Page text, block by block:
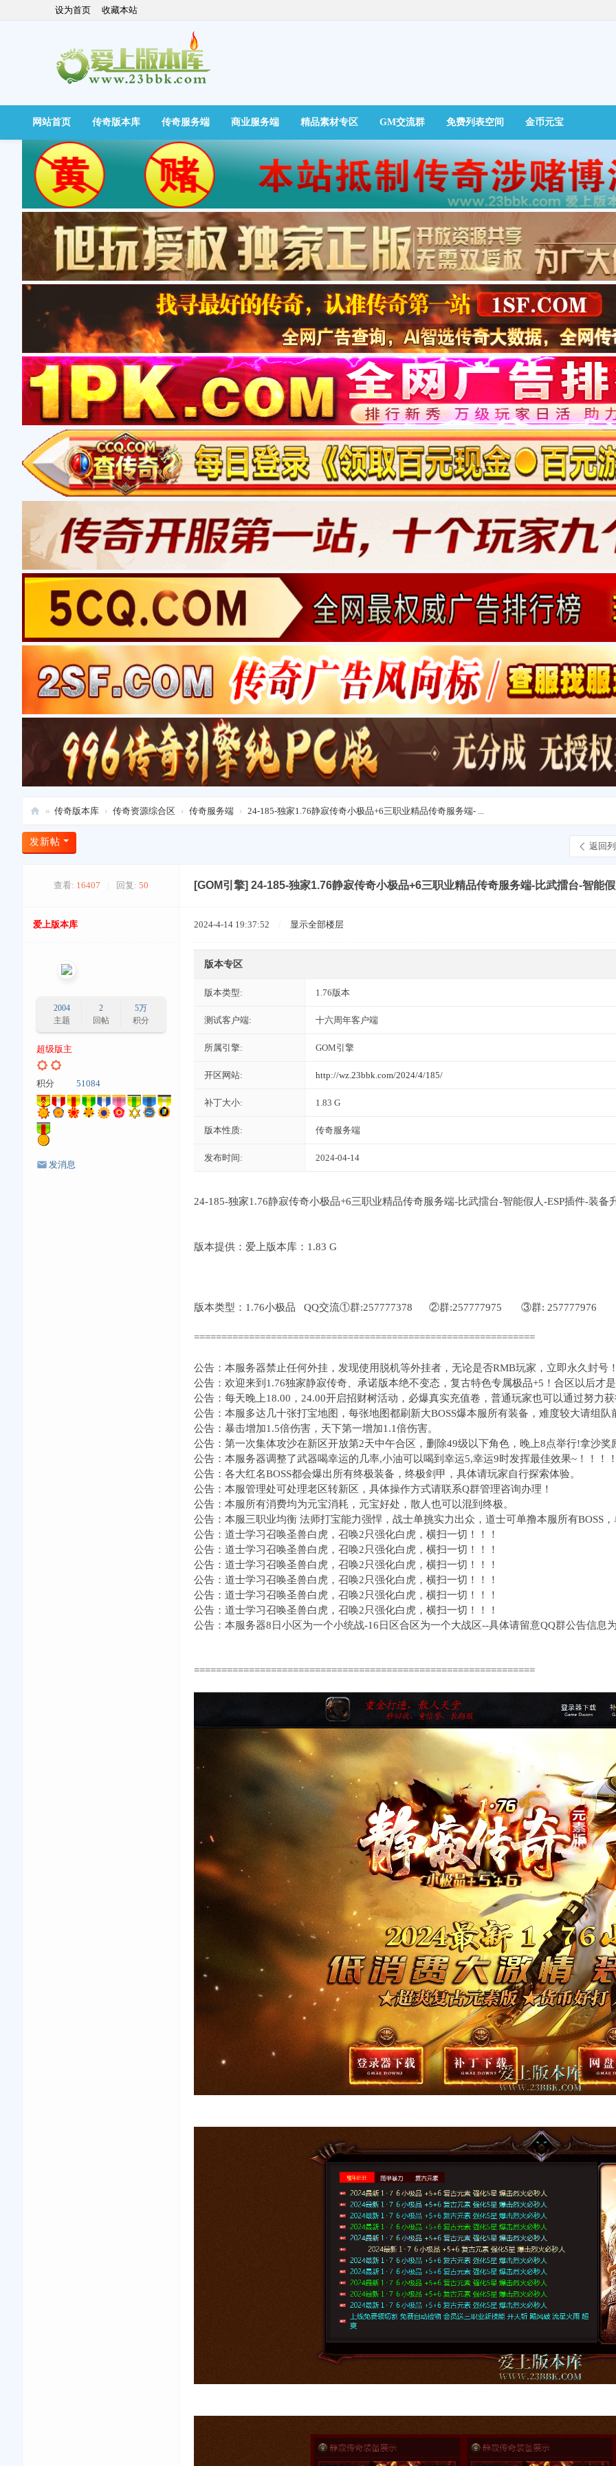
设为首页 收藏本站
快捷导航
网站首页 传奇版本库 传奇服务端 商业服务端 精品素材专区 GM交流群 免费列表空间 金币元宝
爱
上
» 传奇版本库 › 传奇资源综合区 › 传奇服务端 › 24-185-独家1.76静寂传奇小极品+6三职业精品传奇服务端- ...
返回
发新帖
查看: 16407 回复: 50 [GOM引擎] 24-185-独家1.76静寂传奇小极品+6三职业精品传奇服务端-比武擂台-智能
爱上版本库
2004
主题
2
回帖
5万
积分
超级版主
积分 51084
发消息
2024-4-14 19:37:52 显示全部楼层
版本专区
版本类型: 1.76版本
测试客户端: 十六周年客户端
所属引擎: GOM引擎
开区网站: http://wz.23bbk.com/2024/4/185/
补丁大小: 1.83 G
版本性质: 传奇服务端
发布时间: 2024-04-14
24-185-独家1.76静寂传奇小极品+6三职业精品传奇服务端-比武擂台-智能假人-ESP插件-装备
版本提供：爱上版本库：1.83 G
版本类型：1.76小极品 QQ交流①群:257777378 ②群:257777975 ③群: 257777976
==============================================================
公告：本服务器禁止任何外挂，发现使用脱机等外挂者，无论是否RMB玩家，立即永久封号
公告：欢迎来到1.76独家静寂传奇、承诺版本绝不变态，复古特色专属极品+5！合区以后才
公告：每天晚上18.00，24.00开启招财树活动，必爆真实充值卷，普通玩家也可以通过努力
公告：本服多达几十张打宝地图，每张地图都刷新大BOSS爆本服所有装备，难度较大请组队
公告：暴击增加1.5倍伤害，天下第一增加1.1倍伤害。
公告：第一次集体攻沙在新区开放第2天中午合区，删除49级以下角色，晚上8点举行!拿沙
公告：本服务器调整了武器喝幸运的几率,小油可以喝到幸运5,幸运9时发挥最佳效果~！！！
公告：各大红名BOSS都会爆出所有终极装备，终极剑甲，具体请玩家自行探索体验。
公告：本服管理处可处理老区转新区，具体操作方式请联系Q群管理咨询办理！
公告：本服所有消费均为元宝消耗，元宝好处，散人也可以混到终极。
公告：本服三职业均衡 法师打宝能力强悍，战士单挑实力出众，道士可单撸本服所有BOSS
公告：道士学习召唤圣兽白虎，召唤2只强化白虎，横扫一切！！！
公告：道士学习召唤圣兽白虎，召唤2只强化白虎，横扫一切！！！
公告：道士学习召唤圣兽白虎，召唤2只强化白虎，横扫一切！！！
公告：道士学习召唤圣兽白虎，召唤2只强化白虎，横扫一切！！！
公告：道士学习召唤圣兽白虎，召唤2只强化白虎，横扫一切！！！
公告：道士学习召唤圣兽白虎，召唤2只强化白虎，横扫一切！！！
公告：本服务器8日小区为一个小统战-16日区合区为一个大战区--具体请留意QQ群公告信息
==============================================================